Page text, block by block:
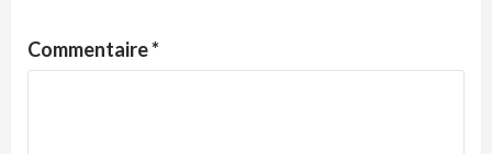
Commentaire*